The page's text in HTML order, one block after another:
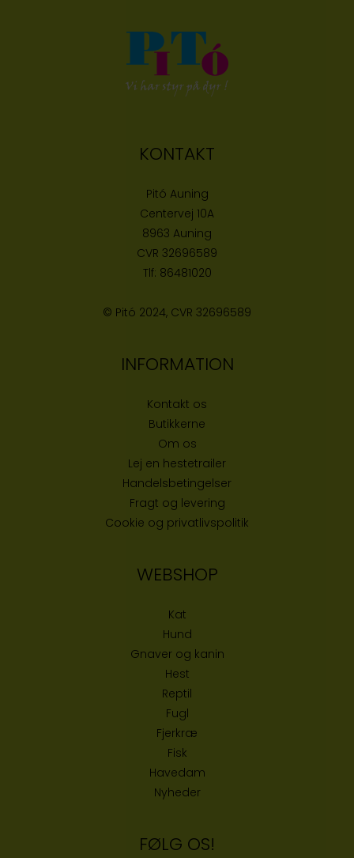
KONTAKT
Pitó Auning
Centervej 10A
8963 Auning
CVR 32696589
Tlf: 86481020
© Pitó 2024, CVR 32696589
INFORMATION
Kontakt os
Butikkerne
Om os
Lej en hestetrailer
Handelsbetingelser
Fragt og levering
Cookie og privatlivspolitik
WEBSHOP
Kat
Hund
Gnaver og kanin
Hest
Reptil
Fugl
Fjerkræ
Fisk
Havedam
Nyheder
FØLG OS!